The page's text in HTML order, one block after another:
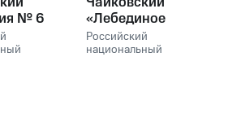
№ 6
«Лебединое
озеро»
Российский
национальный